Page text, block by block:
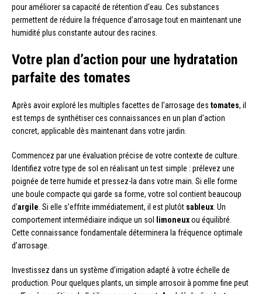
pour améliorer sa capacité de rétention d’eau. Ces substances
permettent de réduire la fréquence d’arrosage tout en maintenant une
humidité plus constante autour des racines.
Votre plan d’action pour une hydratation
parfaite des tomates
Après avoir exploré les multiples facettes de l’arrosage des tomates, il
est temps de synthétiser ces connaissances en un plan d’action
concret, applicable dès maintenant dans votre jardin.
Commencez par une évaluation précise de votre contexte de culture.
Identifiez votre type de sol en réalisant un test simple : prélevez une
poignée de terre humide et pressez-la dans votre main. Si elle forme
une boule compacte qui garde sa forme, votre sol contient beaucoup
d’argile. Si elle s’effrite immédiatement, il est plutôt sableux. Un
comportement intermédiaire indique un sol
limoneuxou équilibré.
Cette connaissance fondamentale déterminera la fréquence optimale
d’arrosage.
Investissez dans un système d’irrigation adapté à votre échelle de
production. Pour quelques plants, un simple arrosoir à pomme fine peut